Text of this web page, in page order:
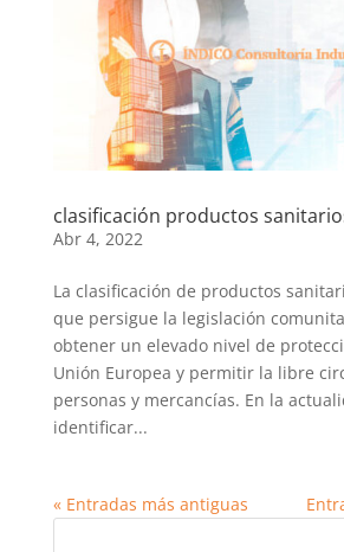
clasificación productos
Abr 4, 2022
La clasificación de productos
que persigue la legislación
obtener un elevado nivel de
Unión Europea y permitir la libre
personas y mercancías. En la
identificar...
« Entradas más antiguas